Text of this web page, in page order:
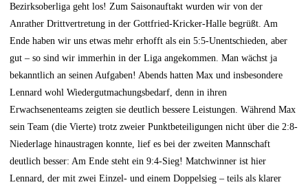
Bezirksoberliga geht los! Zum Saisonauftakt wurden wir von der
Anrather Drittvertretung in der Gottfried-Kricker-Halle begrüßt. Am
Ende haben wir uns etwas mehr erhofft als ein 5:5-Unentschieden, aber
gut – so sind wir immerhin in der Liga angekommen. Man wächst ja
bekanntlich an seinen Aufgaben! Abends hatten Max und insbesondere
Lennard wohl Wiedergutmachungsbedarf, denn in ihren
Erwachsenenteams zeigten sie deutlich bessere Leistungen. Während Max
sein Team (die Vierte) trotz zweier Punktbeteiligungen nicht über die 2:8-
Niederlage hinaustragen konnte, lief es bei der zweiten Mannschaft
deutlich besser: Am Ende steht ein 9:4-Sieg! Matchwinner ist hier
Lennard, der mit zwei Einzel- und einem Doppelsieg – teils als klarer